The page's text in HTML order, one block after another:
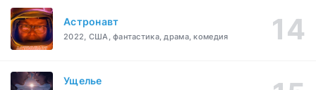
Астронавт
2022, США, фантастика, драма, комедия
Ущелье